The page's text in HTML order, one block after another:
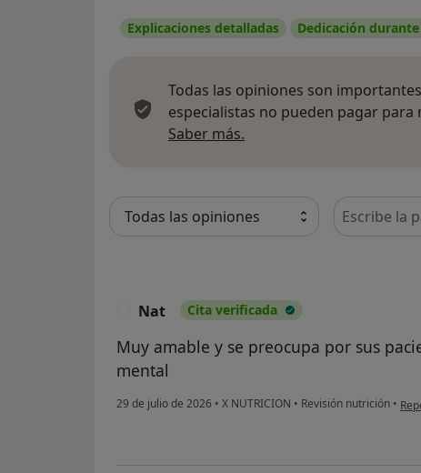
Explicaciones detalladas Dedicación
Todas las opiniones son
especialistas no pueden pagar
Saber más.
Busca en
Nat Cita verificada
Muy amable y se preocupa por sus
mental
29 de julio de 2026 • X NUTRICION • Revisión nutrición • en